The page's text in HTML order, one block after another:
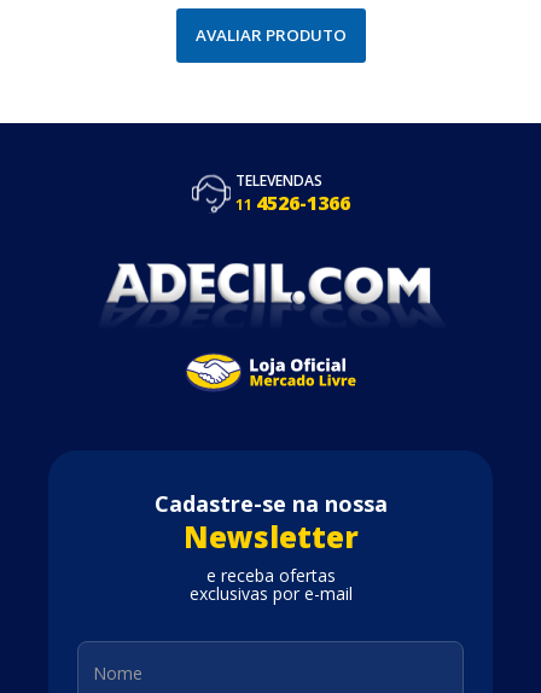
AVALIAR PRODUTO
TELEVENDAS
11 4526-1366
Cadastre-se na nossa
Newsletter
e receba ofertas
exclusivas por e-mail